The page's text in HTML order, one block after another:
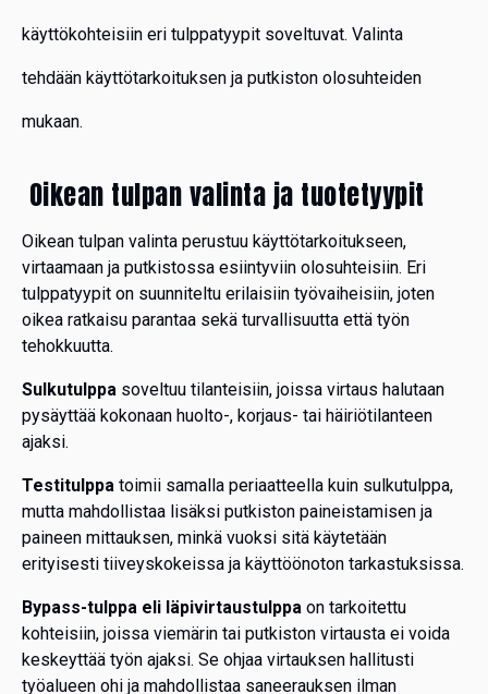
käyttökohteisiin eri tulppatyypit soveltuvat. Valinta
tehdään käyttötarkoituksen ja putkiston olosuhteiden
mukaan.
Oikean tulpan valinta ja tuotetyypit
Oikean tulpan valinta perustuu käyttötarkoitukseen,
virtaamaan ja putkistossa esiintyviin olosuhteisiin. Eri
tulppatyypit on suunniteltu erilaisiin työvaiheisiin, joten
oikea ratkaisu parantaa sekä turvallisuutta että työn
tehokkuutta.
Sulkutulppa soveltuu tilanteisiin, joissa virtaus halutaan
pysäyttää kokonaan huolto-, korjaus- tai häiriötilanteen
ajaksi.
Testitulppa toimii samalla periaatteella kuin sulkutulppa,
mutta mahdollistaa lisäksi putkiston paineistamisen ja
paineen mittauksen, minkä vuoksi sitä käytetään
erityisesti tiiveyskokeissa ja käyttöönoton tarkastuksissa.
Bypass-tulppa eli läpivirtaustulppa on tarkoitettu
kohteisiin, joissa viemärin tai putkiston virtausta ei voida
keskeyttää työn ajaksi. Se ohjaa virtauksen hallitusti
työalueen ohi ja mahdollistaa saneerauksen ilman